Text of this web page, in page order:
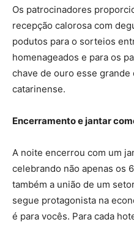
Os patrocinadores
recepção calorosa com
podutos para o sorteios
homenageados e para os
chave de ouro esse
catarinense.
Encerramento e jantar
A noite encerrou com um
celebrando não apenas os
também a união de um
segue protagonista na
é para vocês. Para cada